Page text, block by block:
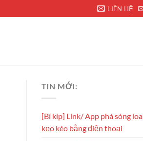
LIÊN HỆ
TIN MỚI:
[Bí kíp] Link/ App phá sóng loa
kẹo kéo bằng điện thoại